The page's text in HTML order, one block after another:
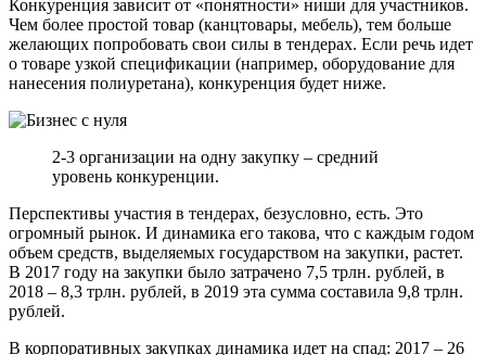
Конкуренция зависит от «понятности» ниши для участников.
Чем более простой товар (канцтовары, мебель), тем больше
желающих попробовать свои силы в тендерах. Если речь идет
о товаре узкой спецификации (например, оборудование для
нанесения полиуретана), конкуренция будет ниже.
2-3 организации на одну закупку – средний
уровень конкуренции.
Перспективы участия в тендерах, безусловно, есть. Это
огромный рынок. И динамика его такова, что с каждым годом
объем средств, выделяемых государством на закупки, растет.
В 2017 году на закупки было затрачено 7,5 трлн. рублей, в
2018 – 8,3 трлн. рублей, в 2019 эта сумма составила 9,8 трлн.
рублей.
В корпоративных закупках динамика идет на спад: 2017 – 26